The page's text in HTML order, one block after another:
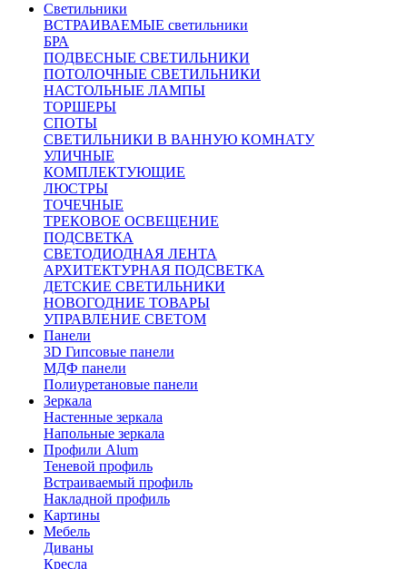
Светильники
ВСТРАИВАЕМЫЕ светильники
БРА
ПОДВЕСНЫЕ СВЕТИЛЬНИКИ
ПОТОЛОЧНЫЕ СВЕТИЛЬНИКИ
НАСТОЛЬНЫЕ ЛАМПЫ
ТОРШЕРЫ
СПОТЫ
СВЕТИЛЬНИКИ В ВАННУЮ КОМНАТУ
УЛИЧНЫЕ
КОМПЛЕКТУЮЩИЕ
ЛЮСТРЫ
ТОЧЕЧНЫЕ
ТРЕКОВОЕ ОСВЕЩЕНИЕ
ПОДСВЕТКА
СВЕТОДИОДНАЯ ЛЕНТА
АРХИТЕКТУРНАЯ ПОДСВЕТКА
ДЕТСКИЕ СВЕТИЛЬНИКИ
НОВОГОДНИЕ ТОВАРЫ
УПРАВЛЕНИЕ СВЕТОМ
Панели
3D Гипсовые панели
МДФ панели
Полиуретановые панели
Зеркала
Настенные зеркала
Напольные зеркала
Профили Alum
Теневой профиль
Встраиваемый профиль
Накладной профиль
Картины
Мебель
Диваны
Кресла